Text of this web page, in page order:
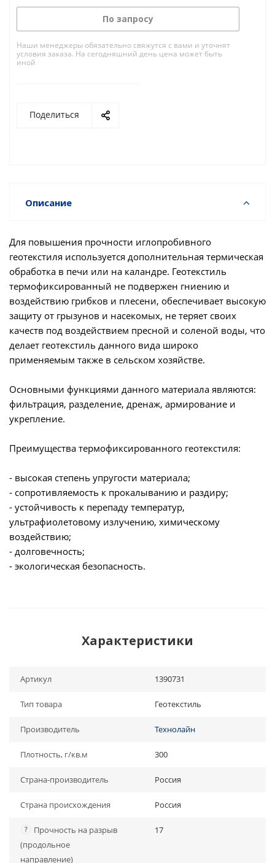
По запросу
Наши менеджеры обязательно свяжутся с вами и уточнят
условия заказа. На сегодняшний день цена может быть
иной
Поделиться
Описание
Для повышения прочности иглопробивного
геотекстиля используется дополнительная термическая
обработка в печи или на каландре. Геотекстиль
термофиксированный не подвержен гниению и
воздействию грибков и плесени, обеспечивает высокую
защиту от грызунов и насекомых, не теряет своих
качеств под воздействием пресной и соленой воды, что
делает геотекстиль данного вида широко
применяемым также в сельском хозяйстве.
Основными функциями данного материала являются:
фильтрация, разделение, дренаж, армирование и
укрепление.
Преимущества термофиксированного геотекстиля:
- высокая степень упругости материала;
- сопротивляемость к прокалыванию и раздиру;
- устойчивость к перепаду температур,
ультрафиолетовому излучению, химическому
воздействию;
- долговечность;
- экологическая безопасность.
Характеристики
Артикул 1390731
Тип товара Геотекстиль
Производитель Технолайн
Плотность, г/кв.м 300
Страна-производитель Россия
Страна происхождения Россия
?
Прочность на разрыв
(продольное
направление)
17